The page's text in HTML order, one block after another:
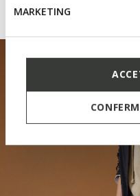
MARKETING